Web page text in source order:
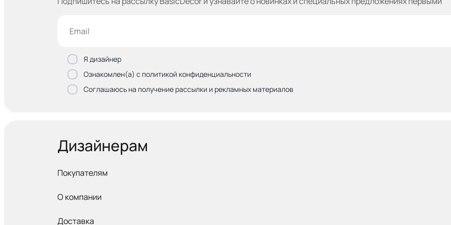
Я дизайнер
Ознакомлен(а) с политикой конфиденциальности
Соглашаюсь на получение рассылки и рекламных материалов
Дизайнерам
Покупателям
О компании
Доставка